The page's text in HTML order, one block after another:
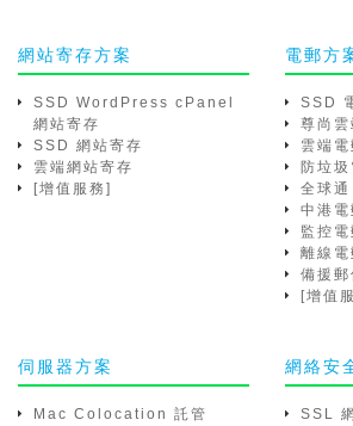
網站寄存方案
SSD WordPress cPanel
網站寄存
SSD 網站寄存
雲端網站寄存
[增值服務]
電郵方
SSD
尊尚雲
雲端電
防垃
全球
中港電
監控電
離線電
備援郵
[增值
伺服器方案
Mac Colocation 託管
網絡安
SSL